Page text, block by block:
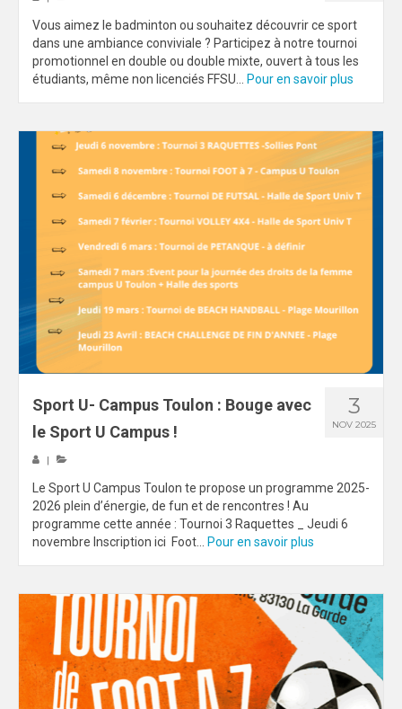
Vous aimez le badminton ou souhaitez découvrir ce sport
dans une ambiance conviviale ? Participez à notre tournoi
promotionnel en double ou double mixte, ouvert à tous les
étudiants, même non licenciés FFSU... Pour en savoir plus
3
NOV 2025
Sport U- Campus Toulon : Bouge avec
le Sport U Campus !
Le Sport U Campus Toulon te propose un programme 2025-
2026 plein d’énergie, de fun et de rencontres ! Au
programme cette année : Tournoi 3 Raquettes _ Jeudi 6
novembre Inscription ici Foot... Pour en savoir plus